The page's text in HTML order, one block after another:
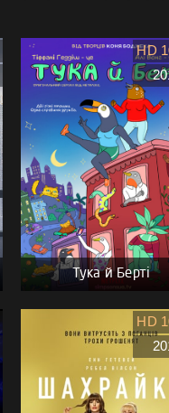
Тука й Берті
HD
HD